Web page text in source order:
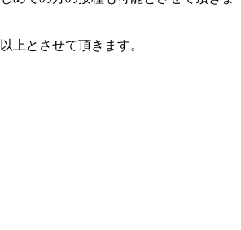
上とさせて頂きます。